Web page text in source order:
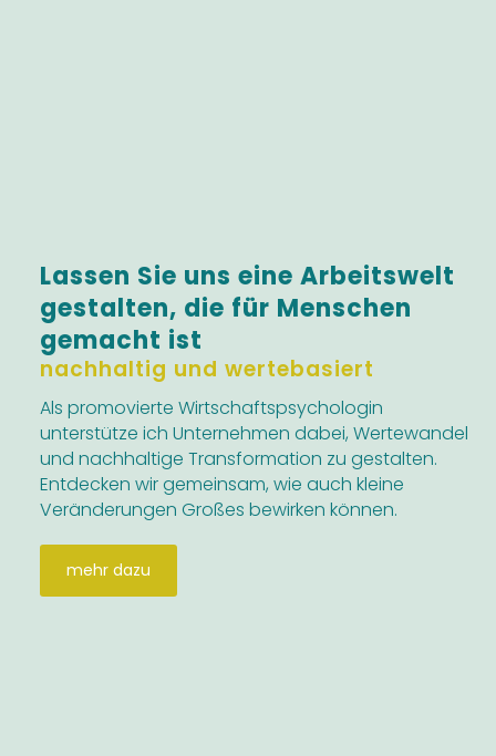
Lassen Sie uns eine Arbeitswelt
gestalten, die für Menschen
gemacht ist
nachhaltig und wertebasiert
Als promovierte Wirtschaftspsychologin
unterstütze ich Unternehmen dabei, Wertewandel
und nachhaltige Transformation zu gestalten.
Entdecken wir gemeinsam, wie auch kleine
Veränderungen Großes bewirken können.
mehr dazu